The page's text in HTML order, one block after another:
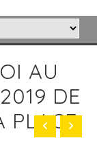
AU
DE
PLACE